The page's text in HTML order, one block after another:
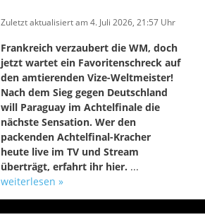
Zuletzt aktualisiert am 4. Juli 2026, 21:57 Uhr
Frankreich verzaubert die WM, doch
jetzt wartet ein Favoritenschreck auf
den amtierenden Vize-Weltmeister!
Nach dem Sieg gegen Deutschland
will Paraguay im Achtelfinale die
nächste Sensation. Wer den
packenden Achtelfinal-Kracher
heute live im TV und Stream
überträgt, erfahrt ihr hier. ...
weiterlesen »